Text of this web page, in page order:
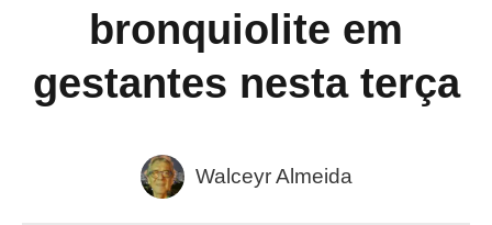
bronquiolite em
gestantes nesta terça
Walceyr Almeida